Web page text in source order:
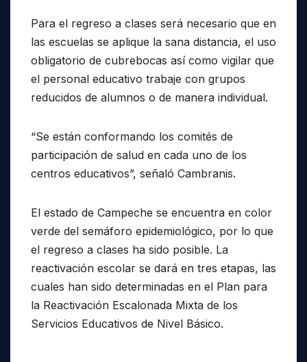
Para el regreso a clases será necesario que en
las escuelas se aplique la sana distancia, el uso
obligatorio de cubrebocas así como vigilar que
el personal educativo trabaje con grupos
reducidos de alumnos o de manera individual.
“Se están conformando los comités de
participación de salud en cada uno de los
centros educativos”, señaló Cambranis.
El estado de Campeche se encuentra en color
verde del semáforo epidemiológico, por lo que
el regreso a clases ha sido posible. La
reactivación escolar se dará en tres etapas, las
cuales han sido determinadas en el Plan para
la Reactivación Escalonada Mixta de los
Servicios Educativos de Nivel Básico.